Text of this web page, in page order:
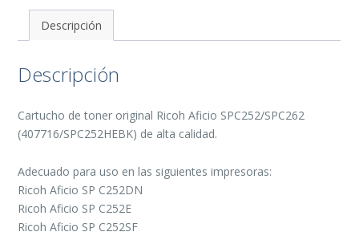
Descripción
Descripción
Cartucho de toner original Ricoh Aficio SPC252/SPC262
(407716/SPC252HEBK) de alta calidad.
Adecuado para uso en las siguientes impresoras:
Ricoh Aficio SP C252DN
Ricoh Aficio SP C252E
Ricoh Aficio SP C252SF